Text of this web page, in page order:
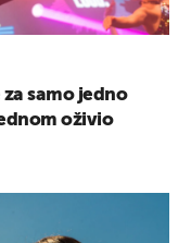
samo jedno
oživio